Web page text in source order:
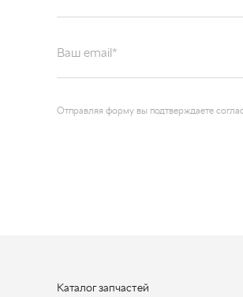
Отправляя форму вы подтверждаете